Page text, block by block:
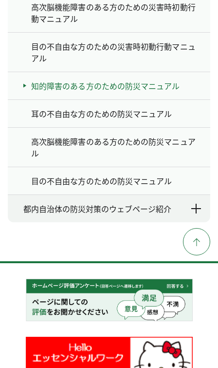
高次脳機能障害のある方のための災害時初動行
動マニュアル
目の不自由な方のための災害時初動行動マニュ
アル
知的障害のある方のための防災マニュアル
耳の不自由な方のための防災マニュアル
高次脳機能障害のある方のための防災マニュア
ル
目の不自由な方のための防災マニュアル
都内自治体の防災対策のウェブページ紹介